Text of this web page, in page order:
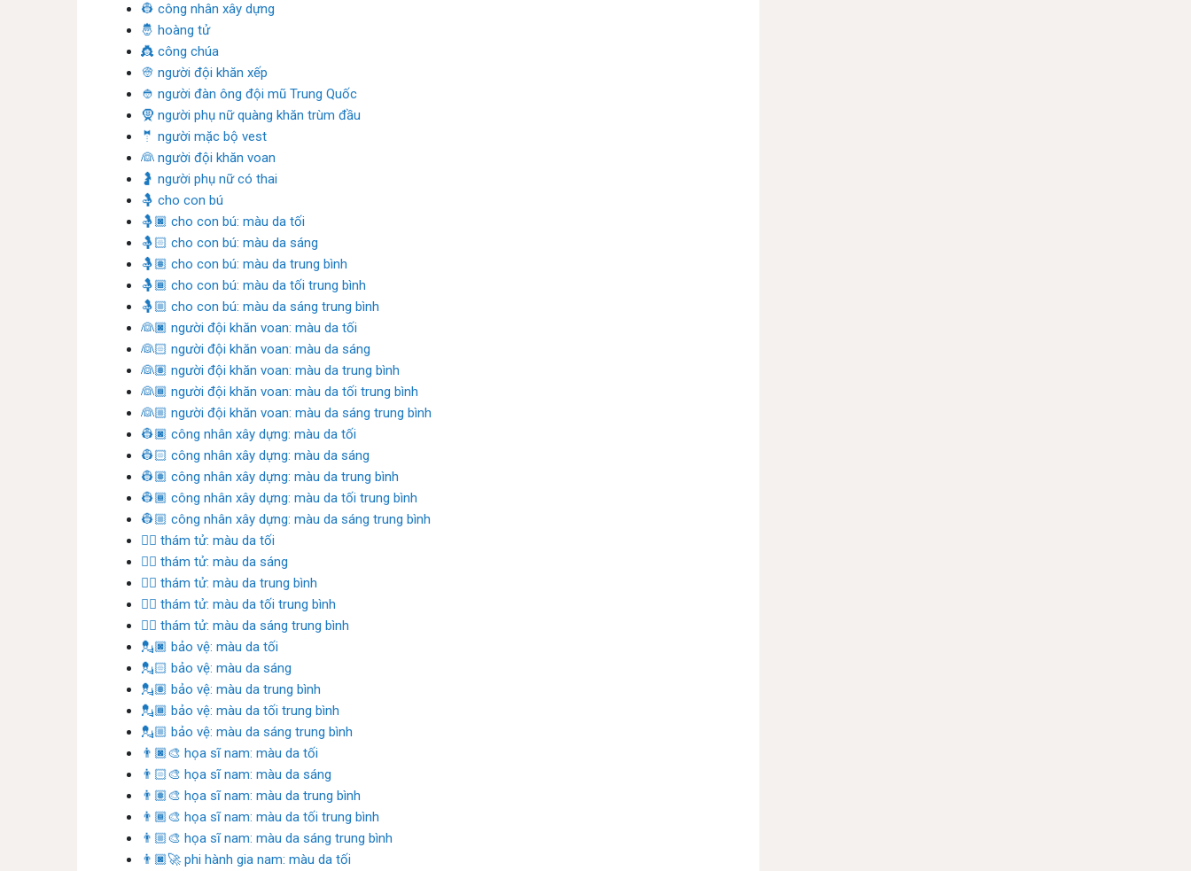
👷 công nhân xây dựng
🤴 hoàng tử
👸 công chúa
👳 người đội khăn xếp
👲 người đàn ông đội mũ Trung Quốc
🧕 người phụ nữ quàng khăn trùm đầu
🤵 người mặc bộ vest
👰 người đội khăn voan
🤰 người phụ nữ có thai
🤱 cho con bú
🤱🏿 cho con bú: màu da tối
🤱🏻 cho con bú: màu da sáng
🤱🏽 cho con bú: màu da trung bình
🤱🏾 cho con bú: màu da tối trung bình
🤱🏼 cho con bú: màu da sáng trung bình
👰🏿 người đội khăn voan: màu da tối
👰🏻 người đội khăn voan: màu da sáng
👰🏽 người đội khăn voan: màu da trung bình
👰🏾 người đội khăn voan: màu da tối trung bình
👰🏼 người đội khăn voan: màu da sáng trung bình
👷🏿 công nhân xây dựng: màu da tối
👷🏻 công nhân xây dựng: màu da sáng
👷🏽 công nhân xây dựng: màu da trung bình
👷🏾 công nhân xây dựng: màu da tối trung bình
👷🏼 công nhân xây dựng: màu da sáng trung bình
🕵🏿 thám tử: màu da tối
🕵🏻 thám tử: màu da sáng
🕵🏽 thám tử: màu da trung bình
🕵🏾 thám tử: màu da tối trung bình
🕵🏼 thám tử: màu da sáng trung bình
💂🏿 bảo vệ: màu da tối
💂🏻 bảo vệ: màu da sáng
💂🏽 bảo vệ: màu da trung bình
💂🏾 bảo vệ: màu da tối trung bình
💂🏼 bảo vệ: màu da sáng trung bình
👨🏿‍🎨 họa sĩ nam: màu da tối
👨🏻‍🎨 họa sĩ nam: màu da sáng
👨🏽‍🎨 họa sĩ nam: màu da trung bình
👨🏾‍🎨 họa sĩ nam: màu da tối trung bình
👨🏼‍🎨 họa sĩ nam: màu da sáng trung bình
👨🏿‍🚀 phi hành gia nam: màu da tối